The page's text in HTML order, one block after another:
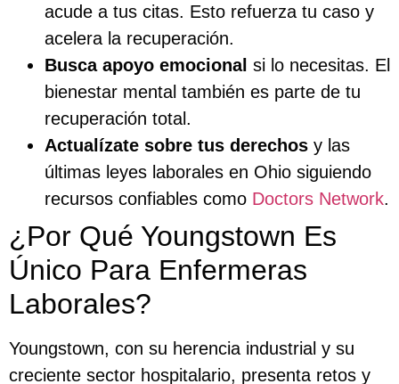
acude a tus citas. Esto refuerza tu caso y
acelera la recuperación.
Busca apoyo emocional si lo necesitas. El
bienestar mental también es parte de tu
recuperación total.
Actualízate sobre tus derechos y las
últimas leyes laborales en Ohio siguiendo
recursos confiables como Doctors Network.
¿Por Qué Youngstown Es
Único Para Enfermeras
Laborales?
Youngstown, con su herencia industrial y su
creciente sector hospitalario, presenta retos y